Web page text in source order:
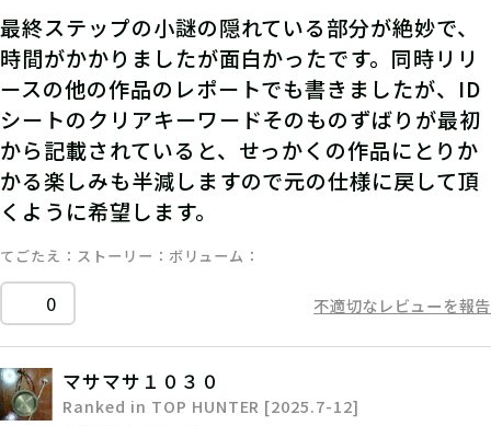
最終ステップの小謎の隠れている部分が絶妙で、
時間がかかりましたが面白かったです。同時リリ
ースの他の作品のレポートでも書きましたが、ID
シートのクリアキーワードそのものずばりが最初
から記載されていると、せっかくの作品にとりか
かる楽しみも半減しますので元の仕様に戻して頂
くように希望します。
てごたえ ストーリー ボリューム
0 不適切なレビューを報告
マサマサ１０３０
Ranked in TOP HUNTER [2025.7-12]